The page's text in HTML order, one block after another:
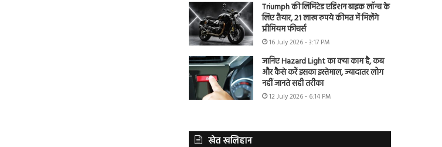
Triumph की लिमिटेड एडिशन बाइक लॉन्च के
लिए तैयार, 21 लाख रुपये कीमत में मिलेंगे
प्रीमियम फीचर्स
16 July 2026 - 3:17 PM
जानिए Hazard Light का क्या काम है, कब
और कैसे करें इसका इस्तेमाल, ज्यादातर लोग
नहीं जानते सही तरीका
12 July 2026 - 6:14 PM
खेत खलिहान